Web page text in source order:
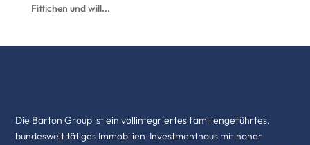
Fittichen und will...
Die Barton Group ist ein vollintegriertes familiengeführtes,
bundesweit tätiges Immobilien-Investmenthaus mit hoher